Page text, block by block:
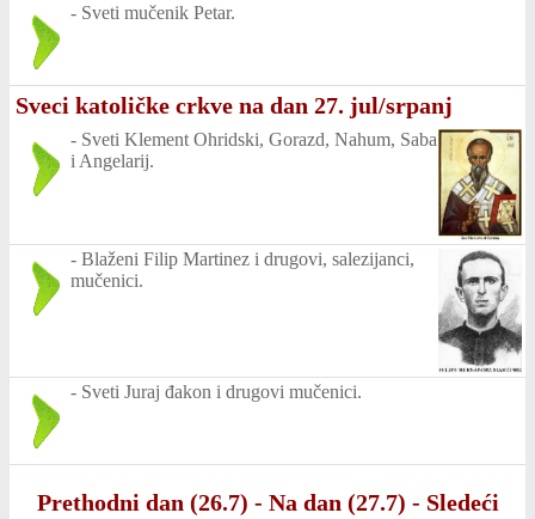
- Sveti mučenik Petar.
Sveci katoličke crkve na dan 27. jul/srpanj
- Sveti Klement Ohridski, Gorazd, Nahum, Saba
i Angelarij.
- Blaženi Filip Martinez i drugovi, salezijanci,
mučenici.
- Sveti Juraj đakon i drugovi mučenici.
Prethodni dan (26.7) - Na dan (27.7) - Sledeći